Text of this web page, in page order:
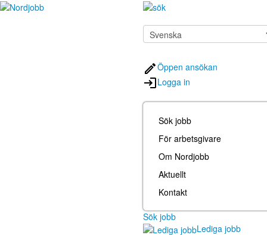
Öppen ansökan
Logga in
Sök jobb
För arbetsgivare
Om Nordjobb
Aktuellt
Kontakt
Sök jobb
Lediga jobb